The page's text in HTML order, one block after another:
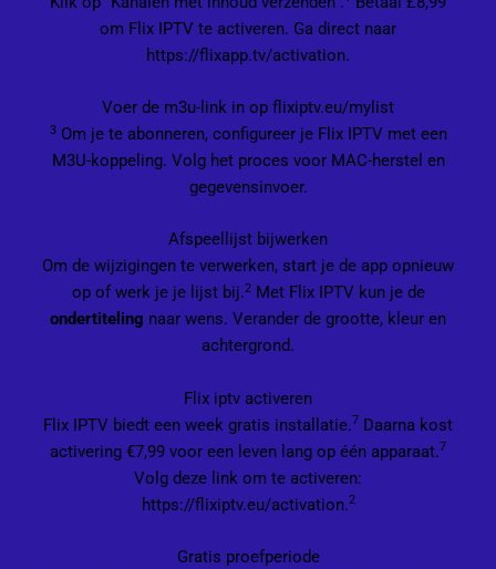
om Flix IPTV te activeren. Ga direct naar
https://flixapp.tv/activation.
Voer de m3u-link in op flixiptv.eu/mylist
3Om je te abonneren, configureer je Flix IPTV met een
M3U-koppeling. Volg het proces voor MAC-herstel en
gegevensinvoer.
Afspeellijst bijwerken
Om de wijzigingen te verwerken, start je de app opnieuw
op of werk je je lijst bij.2Met Flix IPTV kun je de
ondertiteling naar wens. Verander de grootte, kleur en
achtergrond.
Flix iptv activeren
Flix IPTV biedt een week gratis installatie.7 Daarna kost
activering €7,99 voor een leven lang op één apparaat.7
Volg deze link om te activeren:
https://flixiptv.eu/activation.2
Gratis proefperiode